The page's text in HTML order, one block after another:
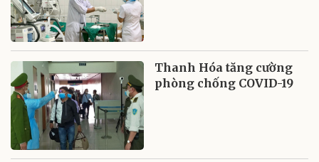
Thanh Hóa tăng cường
phòng chống COVID-19